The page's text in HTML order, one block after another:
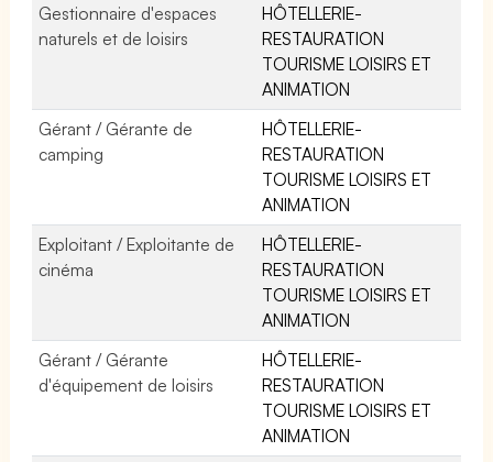
Gestionnaire d'espaces
naturels et de loisirs
HÔTELLERIE-
RESTAURATION
TOURISME LOISIRS ET
ANIMATION
Gérant / Gérante de
camping
HÔTELLERIE-
RESTAURATION
TOURISME LOISIRS ET
ANIMATION
Exploitant / Exploitante de
cinéma
HÔTELLERIE-
RESTAURATION
TOURISME LOISIRS ET
ANIMATION
Gérant / Gérante
d'équipement de loisirs
HÔTELLERIE-
RESTAURATION
TOURISME LOISIRS ET
ANIMATION